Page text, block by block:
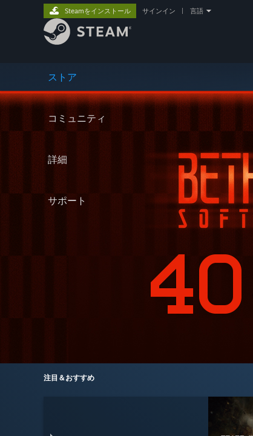
ストア
コミュニティ
詳細
サポート
Steamをインストール サインイン 言語
注目＆おすすめ